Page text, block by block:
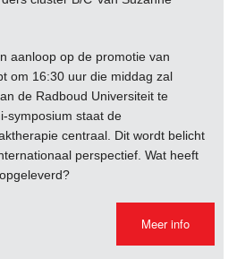
aanloop op de promotie van
om 16:30 uur die middag zal
de Radboud Universiteit te
symposium staat de
centraal. Dit wordt belicht
perspectief. Wat heeft
Meer info